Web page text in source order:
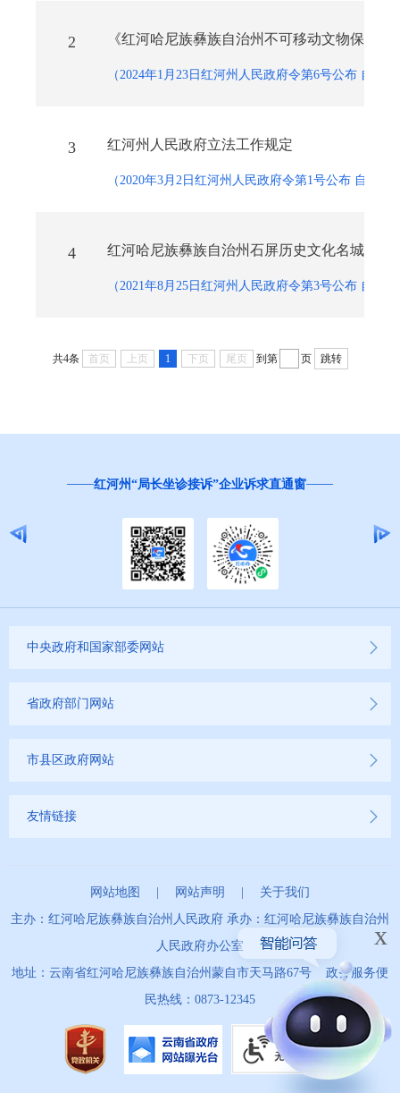
2 《红河哈尼族彝族自治州不可移动文物保护办
（2024年1月23日红河州人民政府令第6号公布 自
3 红河州人民政府立法工作规定
（2020年3月2日红河州人民政府令第1号公布 自2020
4 红河哈尼族彝族自治州石屏历史文化名城保护
（2021年8月25日红河州人民政府令第3号公布 自
共4条 首页 上页 1 下页 尾页 到第 页 跳转
红河州“局长坐诊接诉”企业诉求直通窗
中央政府和国家部委网站
省政府部门网站
市县区政府网站
友情链接
网站地图 网站声明
关于我们
主办：红河哈尼族彝族自治州人民政府 承办：红河哈尼族彝族自治州
人民政府办公室
地址：云南省红河哈尼族彝族自治州蒙自市天马路67号 政务服务便
民热线：0873-12345
x